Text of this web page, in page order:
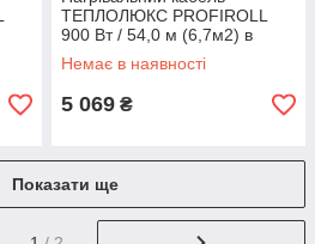
ТЕПЛОЛЮКС PROFIROLL
900 Вт / 54,0 м (6,7м2) в
стяжку, тепла підлога
електричний Профі
Немає в наявності
5 069 ₴
Показати ще